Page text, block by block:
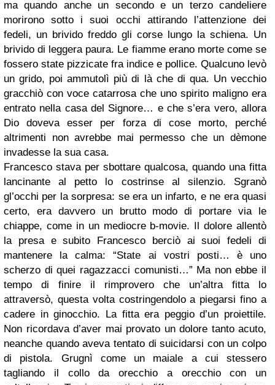
ma quando anche un secondo e un terzo candeliere
morirono sotto i suoi occhi attirando l’attenzione dei
fedeli, un brivido freddo gli corse lungo la schiena. Un
brivido di leggera paura. Le fiamme erano morte come se
fossero state pizzicate fra indice e pollice. Qualcuno levò
un grido, poi ammutolì più di là che di qua. Un vecchio
gracchiò con voce catarrosa che uno spirito maligno era
entrato nella casa del Signore… e che s’era vero, allora
Dio doveva esser per forza di cose morto, perché
altrimenti non avrebbe mai permesso che un dèmone
invadesse la sua casa.
Francesco stava per sbottare qualcosa, quando una fitta
lancinante al petto lo costrinse al silenzio. Sgranò
gl’occhi per la sorpresa: se era un infarto, e ne era quasi
certo, era davvero un brutto modo di portare via le
chiappe, come in un mediocre b-movie. Il dolore allentò
la presa e subito Francesco berciò ai suoi fedeli di
mantenere la calma: “State ai vostri posti… è uno
scherzo di quei ragazzacci comunisti…” Ma non ebbe il
tempo di finire il rimprovero che un’altra fitta lo
attraversò, questa volta costringendolo a piegarsi fino a
cadere in ginocchio. La fitta era peggio d’un proiettile.
Non ricordava d’aver mai provato un dolore tanto acuto,
neanche quando aveva tentato di suicidarsi con un colpo
di pistola. Grugnì come un maiale a cui stessero
tagliando il collo da orecchio a orecchio con un